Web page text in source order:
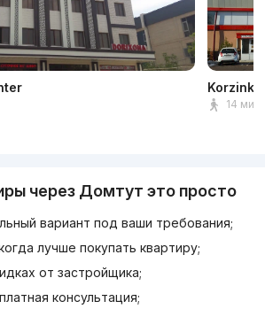
Korzinka
14 мин
через Домтут это просто
вариант под ваши требования;
лучше покупать квартиру;
от застройщика;
консультация;